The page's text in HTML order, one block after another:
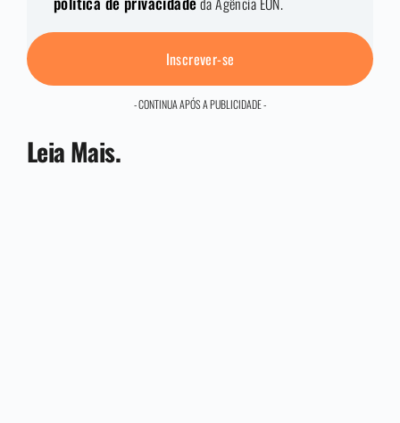
Inscrever-se
- CONTINUA APÓS A PUBLICIDADE -
Leia Mais.